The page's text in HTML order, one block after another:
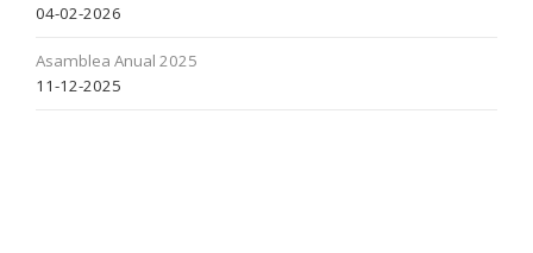
04-02-2026
Asamblea Anual 2025
11-12-2025